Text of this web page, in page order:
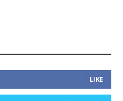
LIKE